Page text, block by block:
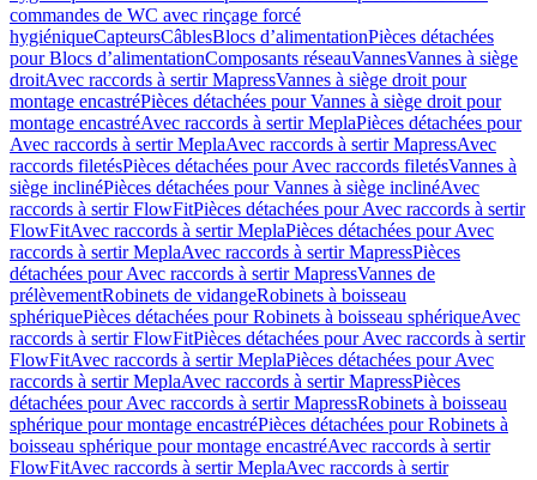
commandes de WC avec rinçage forcé
hygiéniqueCapteursCâblesBlocs d’alimentationPièces détachées
pour Blocs d’alimentationComposants réseauVannesVannes à siège
droitAvec raccords à sertir MapressVannes à siège droit pour
montage encastréPièces détachées pour Vannes à siège droit pour
montage encastréAvec raccords à sertir MeplaPièces détachées pour
Avec raccords à sertir MeplaAvec raccords à sertir MapressAvec
raccords filetésPièces détachées pour Avec raccords filetésVannes à
siège inclinéPièces détachées pour Vannes à siège inclinéAvec
raccords à sertir FlowFitPièces détachées pour Avec raccords à sertir
FlowFitAvec raccords à sertir MeplaPièces détachées pour Avec
raccords à sertir MeplaAvec raccords à sertir MapressPièces
détachées pour Avec raccords à sertir MapressVannes de
prélèvementRobinets de vidangeRobinets à boisseau
sphériquePièces détachées pour Robinets à boisseau sphériqueAvec
raccords à sertir FlowFitPièces détachées pour Avec raccords à sertir
FlowFitAvec raccords à sertir MeplaPièces détachées pour Avec
raccords à sertir MeplaAvec raccords à sertir MapressPièces
détachées pour Avec raccords à sertir MapressRobinets à boisseau
sphérique pour montage encastréPièces détachées pour Robinets à
boisseau sphérique pour montage encastréAvec raccords à sertir
FlowFitAvec raccords à sertir MeplaAvec raccords à sertir